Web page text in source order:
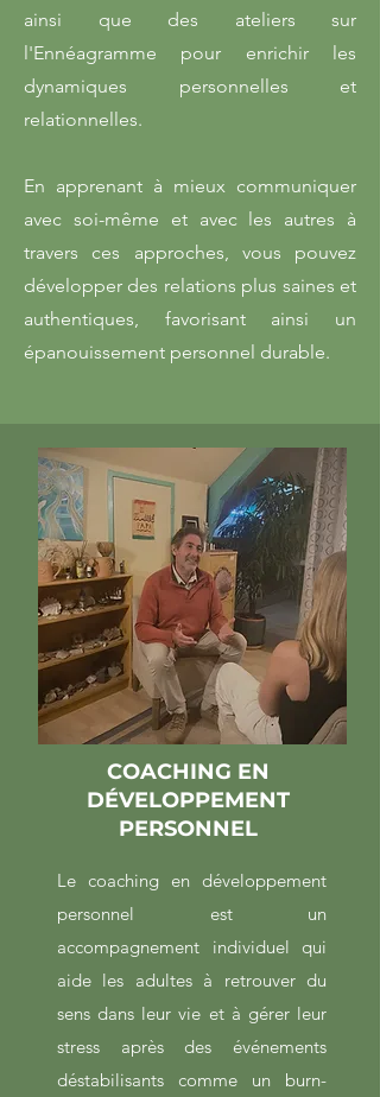
ainsi que des ateliers sur
l'Ennéagramme pour enrichir les
dynamiques personnelles et
relationnelles.
En apprenant à mieux communiquer
avec soi-même et avec les autres à
travers ces approches, vous pouvez
développer des relations plus saines et
authentiques, favorisant ainsi un
épanouissement personnel durable.
COACHING EN
DÉVELOPPEMENT
PERSONNEL
Le coaching en développement
personnel est un
accompagnement individuel qui
aide les adultes à retrouver du
sens dans leur vie et à gérer leur
stress après des événements
déstabilisants comme un burn-